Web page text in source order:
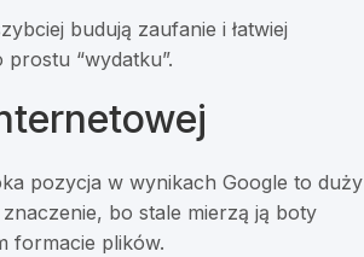
budują zaufanie i łatwiej
“wydatku”.
pozycja w wynikach Google to duży
bo stale mierzą ją boty
formacie plików.